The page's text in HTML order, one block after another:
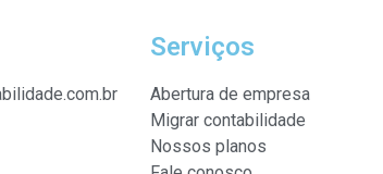
Serviços
Abertura de empresa
Migrar contabilidade
Nossos planos